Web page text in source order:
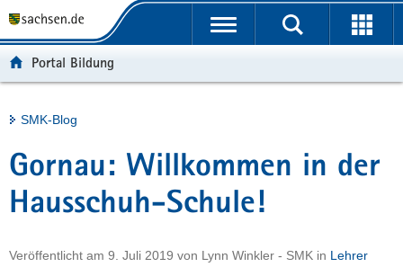
t
b
e
g
e
u
n
h
a
e
v
c
e
Portalübergreifende
Portal Bildung
Hauptinhalt
SMK-Blog
Gornau: Willkommen in der
Hausschuh-Schule!
Veröffentlicht am 9. Juli 2019 von Lynn Winkler - SMK in Lehrer